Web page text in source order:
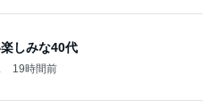
しみな40代
19時間前